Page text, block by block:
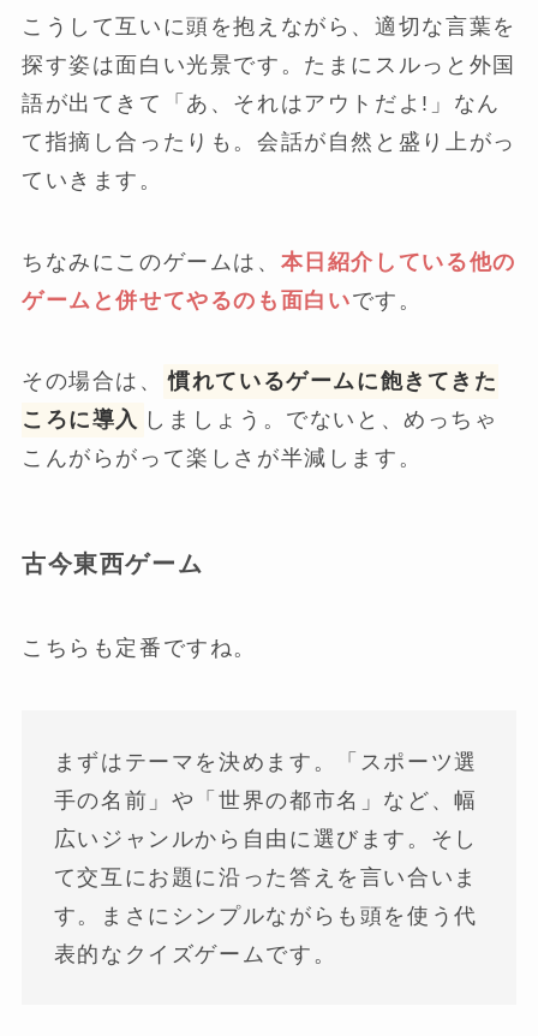
こうして互いに頭を抱えながら、適切な言葉を
探す姿は面白い光景です。たまにスルっと外国
語が出てきて「あ、それはアウトだよ!」なん
て指摘し合ったりも。会話が自然と盛り上がっ
ていきます。
ちなみにこのゲームは、 本日紹介している他の
ゲームと併せてやるのも面白いです。
その場合は、
慣れているゲームに飽きてきた
ころに導入 しましょう。でないと、めっちゃ
こんがらがって楽しさが半減します。
古今東西ゲーム
こちらも定番ですね。
まずはテーマを決めます。「スポーツ選
手の名前」や「世界の都市名」など、幅
広いジャンルから自由に選びます。そし
て交互にお題に沿った答えを言い合いま
す。まさにシンプルながらも頭を使う代
表的なクイズゲームです。